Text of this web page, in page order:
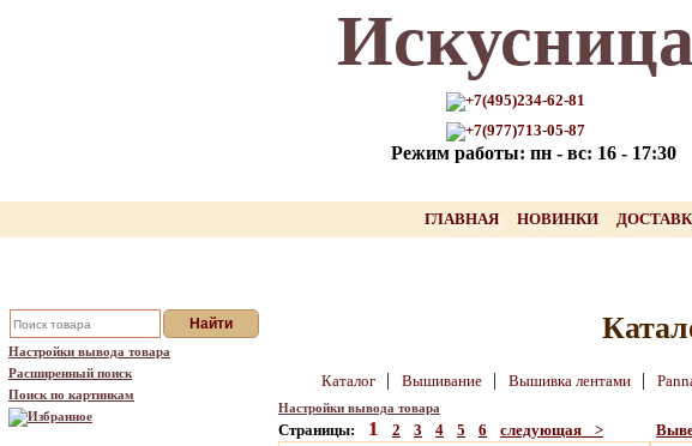
Только для Вас промокод на
Отправить
Искусница
+7(495)234-62-81
+7(977)713-05-87
Режим работы: пн - вс: 16 - 17:30
ГЛАВНАЯ НОВИНКИ
Настройки вывода товара
Расширенный поиск
Поиск по картинкам
Избранное
Каталог | Вышивание | Вышивка лентами |
Настройки вывода товара
Страницы: 1 2 3 4 5 6 следующая >